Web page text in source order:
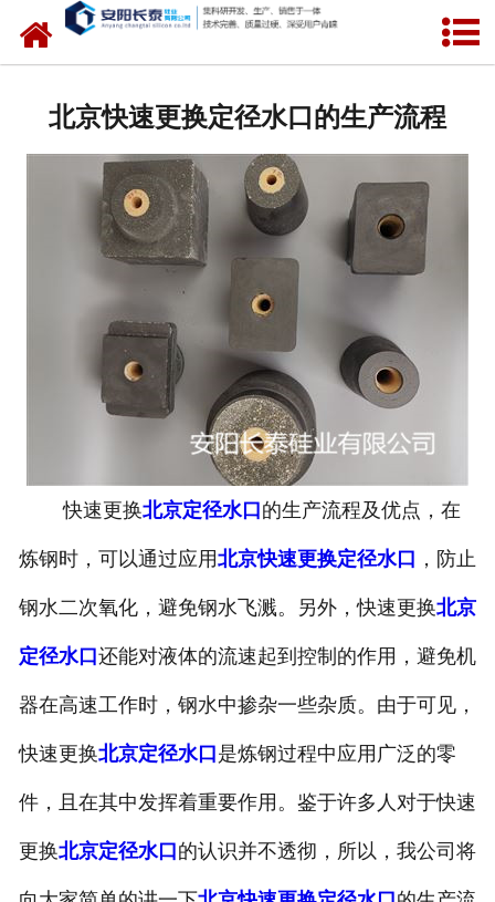
网站首页
中间包水口
定径水口
新闻中心
北京快速更换定径水口的生产流程
快速更换北京定径水口 的生产流程及优点，在
炼钢时，可以通过应用北京快速更换定径水口 ，防止
钢水二次氧化，避免钢水飞溅。另外，快速更换北京
定径水口 还能对液体的流速起到控制的作用，避免机
器在高速工作时，钢水中掺杂一些杂质。由于可见，
快速更换北京定径水口 是炼钢过程中应用广泛的零
件，且在其中发挥着重要作用。鉴于许多人对于快速
更换北京定径水口 的认识并不透彻，所以，我公司将